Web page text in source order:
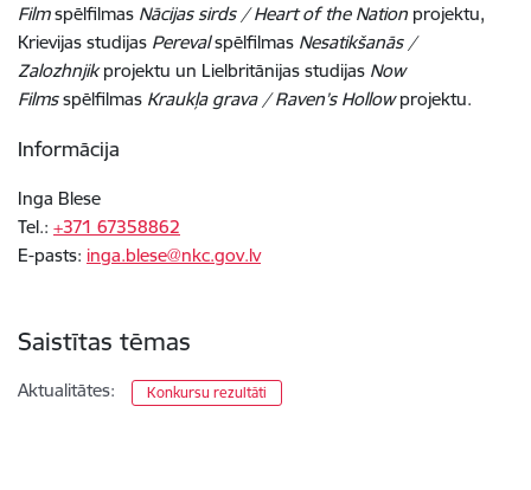
Filmspēlfilmas Nācijas sirds / Heart of the Nation projektu,
Krievijas studijas Perevalspēlfilmas Nesatikšanās /
Zalozhnjikprojektu un Lielbritānijas studijas Now
Filmsspēlfilmas Kraukļa grava / Raven’s Hollowprojektu.
Informācija
Inga Blese
Tel.: +371 ​67358862
E-pasts: inga.blese@nkc.gov.lv
Saistītas tēmas
Aktualitātes: Konkursu rezultāti